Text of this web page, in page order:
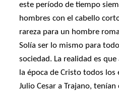
este período de tiempo
hombres con el cabello
rareza para un hombre
Solía ser lo mismo para
sociedad. La realidad es
la época de Cristo todos
Julio Cesar a Trajano,